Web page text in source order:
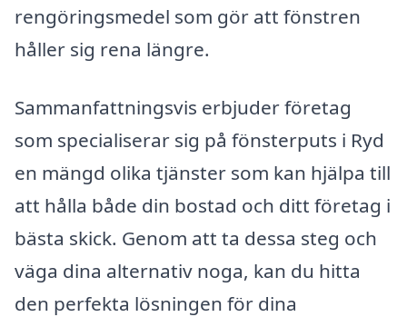
rengöringsmedel som gör att fönstren
håller sig rena längre.
Sammanfattningsvis erbjuder företag
som specialiserar sig på fönsterputs i Ryd
en mängd olika tjänster som kan hjälpa till
att hålla både din bostad och ditt företag i
bästa skick. Genom att ta dessa steg och
väga dina alternativ noga, kan du hitta
den perfekta lösningen för dina